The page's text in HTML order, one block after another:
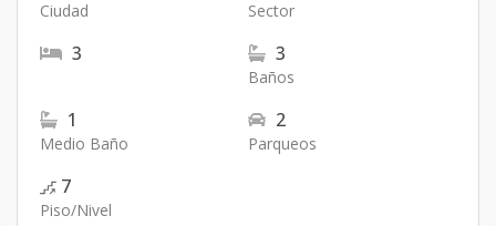
Ciudad Sector
3 3
Baños
1
Medio Baño
2
Parqueos
7
Piso/Nivel